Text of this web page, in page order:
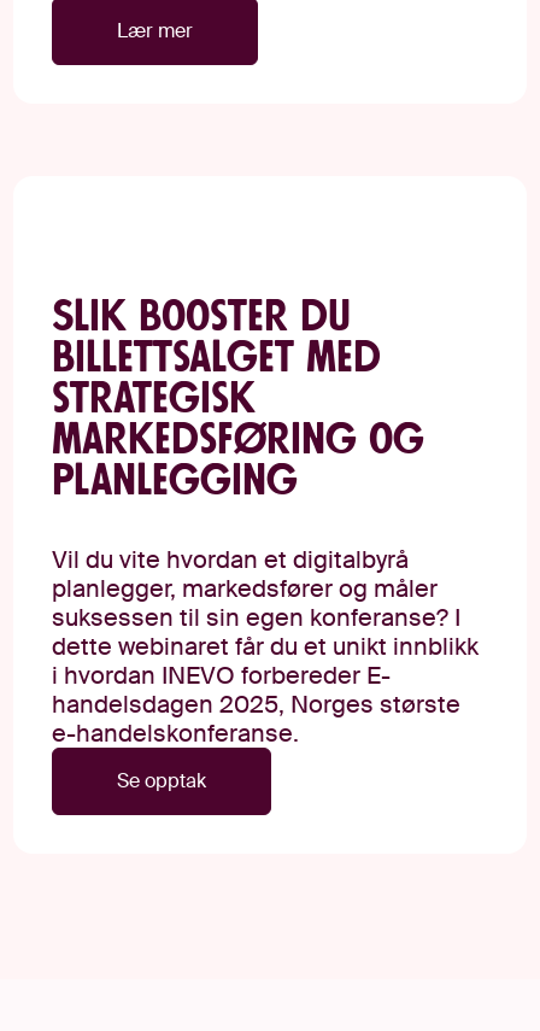
Lær mer
Slik booster du
billettsalget med
strategisk
markedsføring og
planlegging
Vil du vite hvordan et digitalbyrå
planlegger, markedsfører og måler
suksessen til sin egen konferanse? I
dette webinaret får du et unikt innblikk
i hvordan INEVO forbereder E-
handelsdagen 2025, Norges største
e-handelskonferanse.
Se opptak